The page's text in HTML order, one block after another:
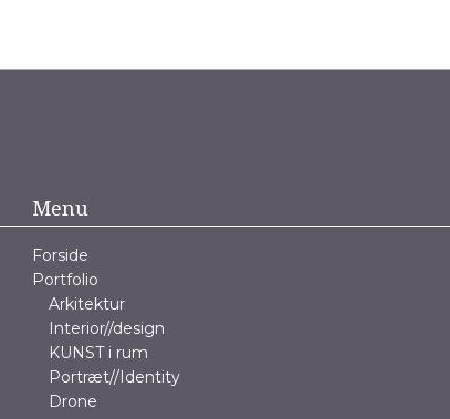
Menu
Forside
Portfolio
Arkitektur
Interior//design
KUNST i rum
Portræt//Identity
Drone